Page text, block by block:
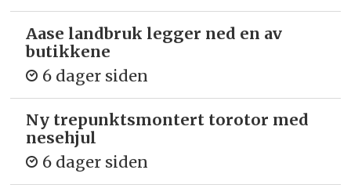
Aase landbruk legger ned en av
butikkene
6 dager siden
Ny trepunkts­montert torotor med
nesehjul
6 dager siden